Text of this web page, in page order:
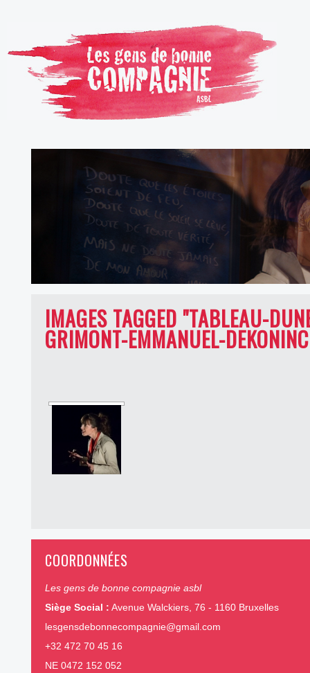
IMAGES TAGGED "TABLEAU-
GRIMONT-EMMANUEL-
COORDONNÉES
Les gens de bonne compagnie asbl
Siège Social : Avenue Walckiers, 76 - 1160 Bruxelles
lesgensdebonnecompagnie@gmail.com
+32 472 70 45 16
NE 0472 152 052